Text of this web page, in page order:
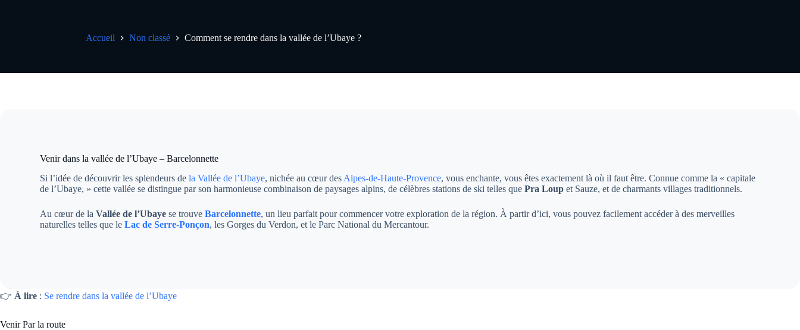
Accueil Non classé Comment se rendre dans la vallée de l’Ubaye ?
Venir dans la vallée de l’Ubaye – Barcelonnette
Si l’idée de découvrir les splendeurs dela Vallée de l’Ubaye, nichée au cœur des Alpes-de-Haute-Provence, vous enchante, vous êtes exactement là où il faut être. Connue comme la « capitale
de l’Ubaye, » cette vallée se distingue par son harmonieuse combinaison de paysages alpins, de célèbres stations de ski telles quePra Loup et Sauze, et de charmants villages traditionnels.
Au cœur de laVallée de l’Ubaye se trouveBarcelonnette, un lieu parfait pour commencer votre exploration de la région. À partir d’ici, vous pouvez facilement accéder à des merveilles
naturelles telles que le Lac de Serre-Ponçon, les Gorges du Verdon, et le Parc National du Mercantour.
👉 À lire : Se rendre dans la vallée de l’Ubaye
Venir Par la route